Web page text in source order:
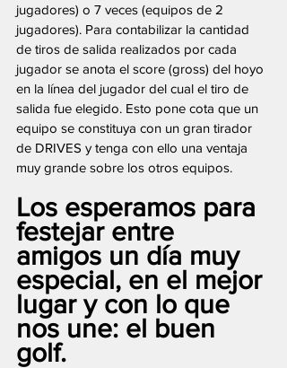
jugadores) o 7 veces (equipos de 2
jugadores). Para contabilizar la cantidad
de tiros de salida realizados por cada
jugador se anota el score (gross) del hoyo
en la línea del jugador del cual el tiro de
salida fue elegido. Esto pone cota que un
equipo se constituya con un gran tirador
de DRIVES y tenga con ello una ventaja
muy grande sobre los otros equipos.
Los esperamos para
festejar entre
amigos un día muy
especial, en el mejor
lugar y con lo que
nos une: el buen
golf.